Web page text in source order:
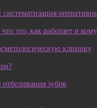
систематизация
это, как работает и
клинику
зубов